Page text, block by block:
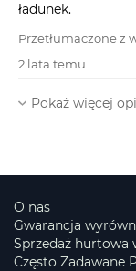
ładunek.
Przetłumaczone z
2 lata temu
Pokaż więcej
O nas
Gwarancja
Sprzedaż hurtowa
Często Zadawane